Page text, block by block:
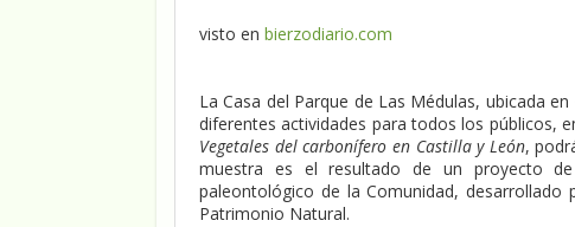
visto en bierzodiario.com
La Casa del Parque de Las Médulas, ubicada
diferentes actividades para todos los públicos,
Vegetales del carbonífero en Castilla y León,
muestra es el resultado de un proyecto
paleontológico de la Comunidad,
Patrimonio Natural.